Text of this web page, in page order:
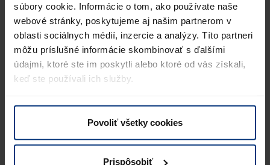
súbory cookie. Informácie o tom, ako používate naše
webové stránky, poskytujeme aj našim partnerom v
oblasti sociálnych médií, inzercie a analýzy. Títo partneri
môžu príslušné informácie skombinovať s ďalšími
údajmi, ktoré ste im poskytli alebo ktoré od vás získali,
keď ste používali ich služby.
Povoliť všetky cookies
Prispôsobiť
www.pixelart.at
Informácie o inkluzívnom jazyku
Z dôvodov lepšej čitateľnosti a zjednodušeného
porozumenia sa na týchto webových stránkach
nepoužívajú gramatické formy pre všetky rody, ale
prevažne mužský gramatický rod. Všetky výrazy